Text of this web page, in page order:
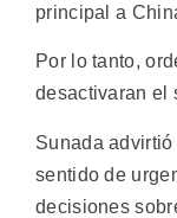
principal a
Por lo tanto,
desactivaran el
Sunada
sentido de
decisiones